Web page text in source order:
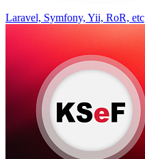
Laravel, Symfony, Yii, RoR, etc